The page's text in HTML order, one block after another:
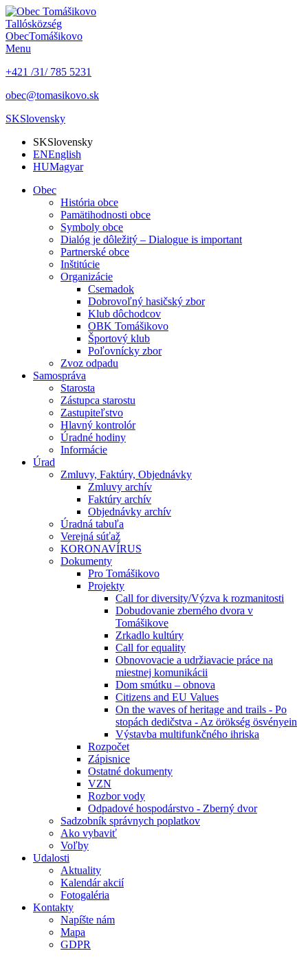
Tallósközség
ObecTomášikovo
Menu
+421 /31/ 785 5231
obec@tomasikovo.sk
SKSlovensky
SKSlovensky
ENEnglish
HUMagyar
Obec
História obce
Pamätihodnosti obce
Symboly obce
Dialóg je dôležitý – Dialogue is important
Partnerské obce
Inštitúcie
Organizácie
Csemadok
Dobrovoľný hasičský zbor
Klub dôchodcov
OBK Tomášikovo
Športový klub
Poľovnícky zbor
Zvoz odpadu
Samospráva
Starosta
Zástupca starostu
Zastupiteľstvo
Hlavný kontrolór
Úradné hodiny
Informácie
Úrad
Zmluvy, Faktúry, Objednávky
Zmluvy archív
Faktúry archív
Objednávky archív
Úradná tabuľa
Verejná súťaž
KORONAVÍRUS
Dokumenty
Pro Tomášikovo
Projekty
Call for diversity/Výzva k rozmanitosti
Dobudovanie zberného dvora v
Tomášikove
Zrkadlo kultúry
Call for equality
Obnovovacie a udržiavacie práce na
miestnej komunikácii
Dom smútku – obnova
Citizens and EU Values
On the waves of heritage and trails - Po
stopách dedičstva - Az örökség ösvényein
Výstavba multifunkčného ihriska
Rozpočet
Zápisnice
Ostatné dokumenty
VZN
Rozbor vody
Odpadové hospodárstvo - Zberný dvor
Sadzobník správnych poplatkov
Ako vybaviť
Voľby
Udalosti
Aktuality
Kalendár akcií
Fotogaléria
Kontakty
Napíšte nám
Mapa
GDPR